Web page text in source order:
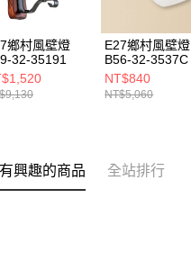
鄉村風壁燈
32-35191
E27鄉村風壁燈
B56-32-3537C
NT$840
NT$5,060
興趣的商品 全站排行